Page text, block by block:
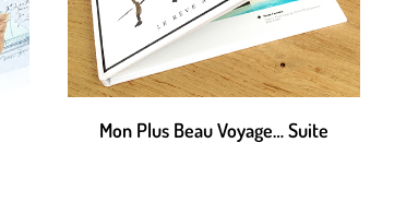
Mon Plus Beau Voyage… Suite